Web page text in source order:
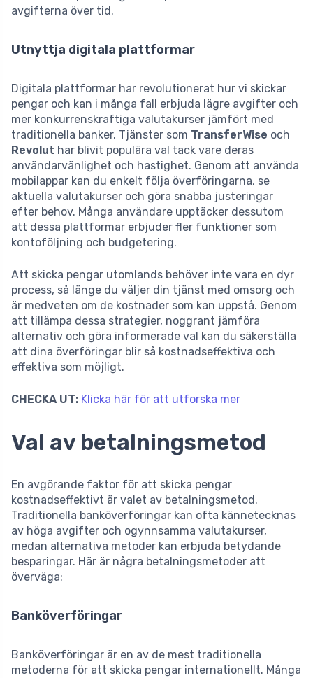
avgifterna över tid.
Utnyttja digitala plattformar
Digitala plattformar har revolutionerat hur vi skickar
pengar och kan i många fall erbjuda lägre avgifter och
mer konkurrenskraftiga valutakurser jämfört med
traditionella banker. Tjänster som TransferWise och
Revolut har blivit populära val tack vare deras
användarvänlighet och hastighet. Genom att använda
mobilappar kan du enkelt följa överföringarna, se
aktuella valutakurser och göra snabba justeringar
efter behov. Många användare upptäcker dessutom
att dessa plattformar erbjuder fler funktioner som
kontoföljning och budgetering.
Att skicka pengar utomlands behöver inte vara en dyr
process, så länge du väljer din tjänst med omsorg och
är medveten om de kostnader som kan uppstå. Genom
att tillämpa dessa strategier, noggrant jämföra
alternativ och göra informerade val kan du säkerställa
att dina överföringar blir så kostnadseffektiva och
effektiva som möjligt.
CHECKA UT: Klicka här för att utforska mer
Val av betalningsmetod
En avgörande faktor för att skicka pengar
kostnadseffektivt är valet av betalningsmetod.
Traditionella banköverföringar kan ofta kännetecknas
av höga avgifter och ogynnsamma valutakurser,
medan alternativa metoder kan erbjuda betydande
besparingar. Här är några betalningsmetoder att
överväga:
Banköverföringar
Banköverföringar är en av de mest traditionella
metoderna för att skicka pengar internationellt. Många